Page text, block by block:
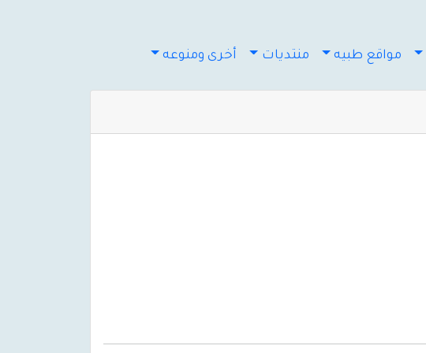
مواقع طبيه منتديات أخرى ومنوعه